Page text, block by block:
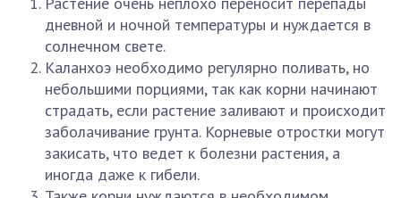
дневной и ночной температуры и нуждается в
солнечном свете.
Каланхоэ необходимо регулярно поливать, но
небольшими порциями, так как корни начинают
страдать, если растение заливают и происходит
заболачивание грунта. Корневые отростки могут
закисать, что ведет к болезни растения, а
иногда даже к гибели.